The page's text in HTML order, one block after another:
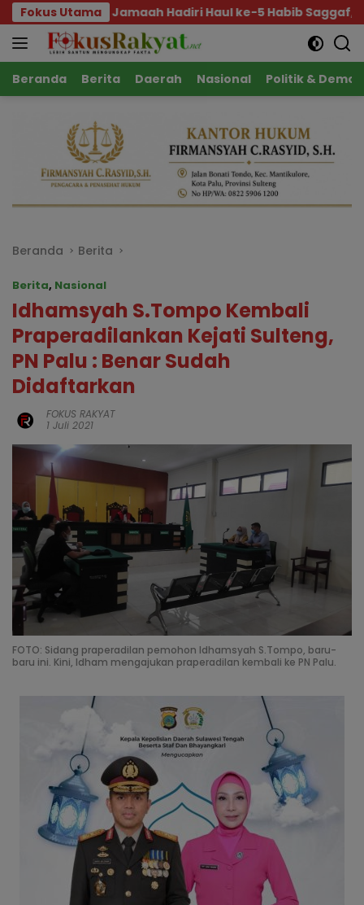
Langsung
ke
konten
Fokus Utama
Hadiri Haul ke-5 Habib Saggaf, Gubernur Ajak
Beranda Berita Daerah Nasional Politik &
Beranda Berita
Berita, Nasional
Idhamsyah S.Tompo Kembali
Praperadilankan Kejati Sulteng,
PN Palu : Benar Sudah
Didaftarkan
FOKUS RAKYAT
1 Juli 2021
FOTO: Sidang praperadilan pemohon Idhamsyah S.Tompo, baru-
baru ini. Kini, Idham mengajukan praperadilan kembali ke PN Palu.